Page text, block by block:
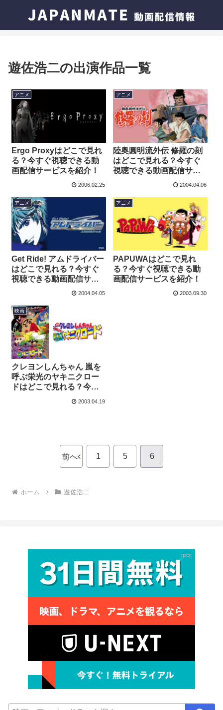
遊佐浩二の出演作品一覧
アニメ
Ergo Proxyはどこで見れ
る？今すぐ視聴できる動
画配信サービスを紹介！
2006.02.25
アニメ
陸奥圓明流外伝 修羅の刻
はどこで見れる？今すぐ
視聴できる動画配信サー
2004.04.06
アニメ
Get Ride! アムドライバー
はどこで見れる？今すぐ
視聴できる動画配信サー
2004.04.05
アニメ
PAPUWAはどこで見れ
る？今すぐ視聴できる動
画配信サービスを紹介！
2003.09.30
映画
クレヨンしんちゃん 嵐を
呼ぶ栄光のヤキニクロー
ドはどこで見れる？今す
2003.04.19
前へ 1 5 6
ホーム 遊佐浩二
PR